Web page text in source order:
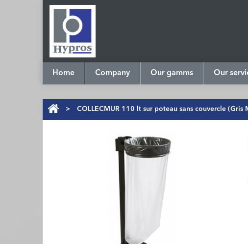
Home Company Our gamms Our
> COLLECMUR 110 lt sur poteau sans couvercle (Gris